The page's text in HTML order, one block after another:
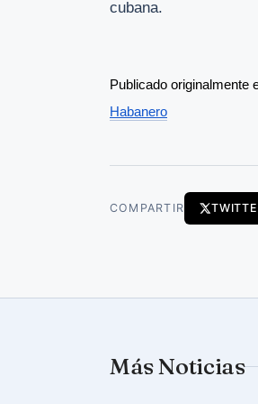
cubana.
Publicado originalmente
Habanero
COMPARTIR
Más Noticias